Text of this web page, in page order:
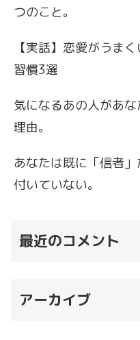
つのこと。
【実話】恋愛がうま
習慣3選
気になるあの人があ
理由。
あなたは既に「信者
付いていない。
最近のコメント
アーカイブ